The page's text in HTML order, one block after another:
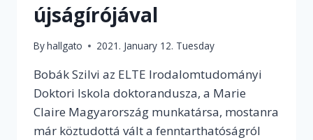
újságírójával
Byhallgato 2021. January 12. Tuesday
Bobák Szilvi az ELTE Irodalomtudományi
Doktori Iskola doktorandusza, a Marie
Claire Magyarország munkatársa, mostanra
már köztudottá vált a fenntarthatóságról